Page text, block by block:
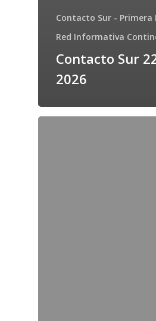
Contacto Sur - Primera
Red Informativa
Contacto Sur
2026